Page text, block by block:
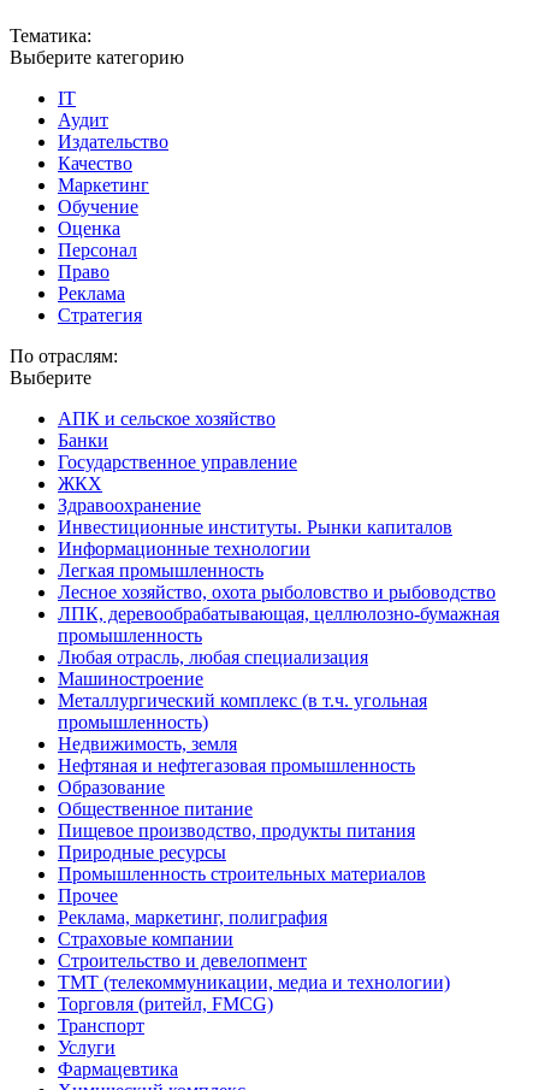
Тематика:
Выберите категорию
IT
Аудит
Издательство
Качество
Маркетинг
Обучение
Оценка
Персонал
Право
Реклама
Стратегия
По отраслям:
Выберите
АПК и сельское хозяйство
Банки
Государственное управление
ЖКХ
Здравоохранение
Инвестиционные институты. Рынки капиталов
Информационные технологии
Легкая промышленность
Лесное хозяйство, охота рыболовство и рыбоводство
ЛПК, деревообрабатывающая, целлюлозно-бумажная
промышленность
Любая отрасль, любая специализация
Машиностроение
Металлургический комплекс (в т.ч. угольная
промышленность)
Недвижимость, земля
Нефтяная и нефтегазовая промышленность
Образование
Общественное питание
Пищевое производство, продукты питания
Природные ресурсы
Промышленность строительных материалов
Прочее
Реклама, маркетинг, полиграфия
Страховые компании
Строительство и девелопмент
ТМТ (телекоммуникации, медиа и технологии)
Торговля (ритейл, FMCG)
Транспорт
Услуги
Фармацевтика